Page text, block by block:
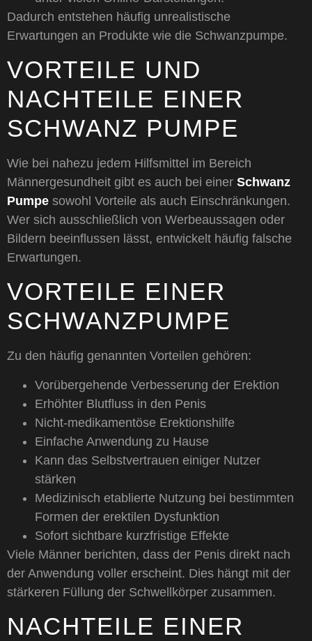
Dadurch entstehen häufig unrealistische
Erwartungen an Produkte wie die Schwanzpumpe.
VORTEILE UND
NACHTEILE EINER
SCHWANZ PUMPE
Wie bei nahezu jedem Hilfsmittel im Bereich
Männergesundheit gibt es auch bei einer Schwanz
Pumpe sowohl Vorteile als auch Einschränkungen.
Wer sich ausschließlich von Werbeaussagen oder
Bildern beeinflussen lässt, entwickelt häufig falsche
Erwartungen.
VORTEILE EINER
SCHWANZPUMPE
Zu den häufig genannten Vorteilen gehören:
Vorübergehende Verbesserung der Erektion
Erhöhter Blutfluss in den Penis
Nicht-medikamentöse Erektionshilfe
Einfache Anwendung zu Hause
Kann das Selbstvertrauen einiger Nutzer
stärken
Medizinisch etablierte Nutzung bei bestimmten
Formen der erektilen Dysfunktion
Sofort sichtbare kurzfristige Effekte
Viele Männer berichten, dass der Penis direkt nach
der Anwendung voller erscheint. Dies hängt mit der
stärkeren Füllung der Schwellkörper zusammen.
NACHTEILE EINER